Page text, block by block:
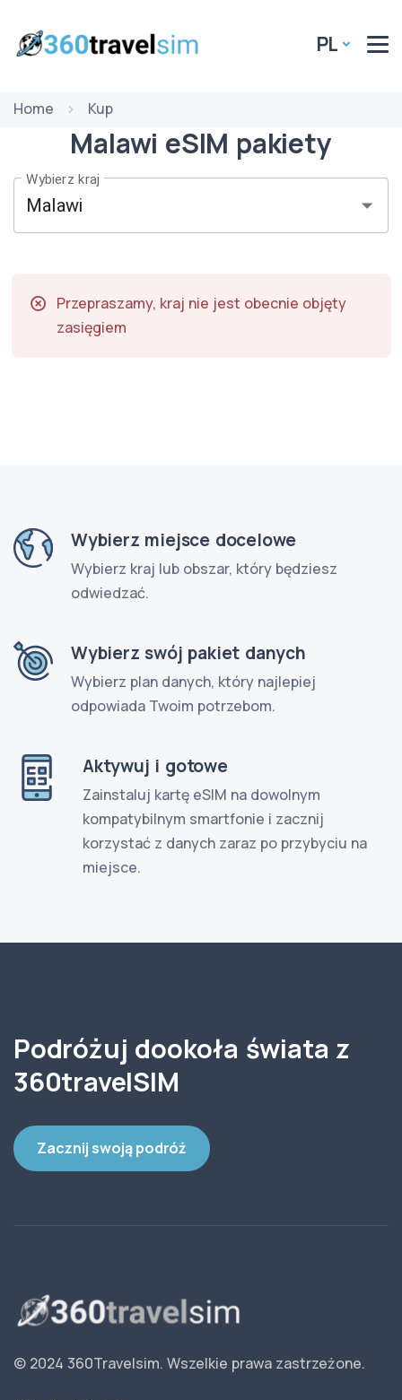
PL
Home Kup
Malawi eSIM pakiety
Wybierz kraj
Przepraszamy, kraj nie jest obecnie objęty
zasięgiem
Wybierz miejsce docelowe
Wybierz kraj lub obszar, który będziesz
odwiedzać.
Wybierz swój pakiet danych
Wybierz plan danych, który najlepiej
odpowiada Twoim potrzebom.
Aktywuj i gotowe
Zainstaluj kartę eSIM na dowolnym
kompatybilnym smartfonie i zacznij
korzystać z danych zaraz po przybyciu na
miejsce.
Podróżuj dookoła świata z
360travelSIM
Zacznij swoją podróż
© 2024 360Travelsim. Wszelkie prawa zastrzeżone.